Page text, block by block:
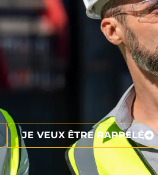
JE VEUX ÊTRE RAPPELÉ